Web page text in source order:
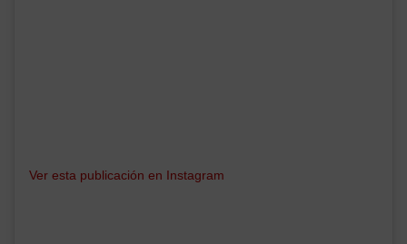
Ver esta publicación en Instagram